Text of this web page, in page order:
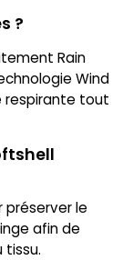
?
Rain
Wind
respirante tout
préserver le
afin de
tissu.